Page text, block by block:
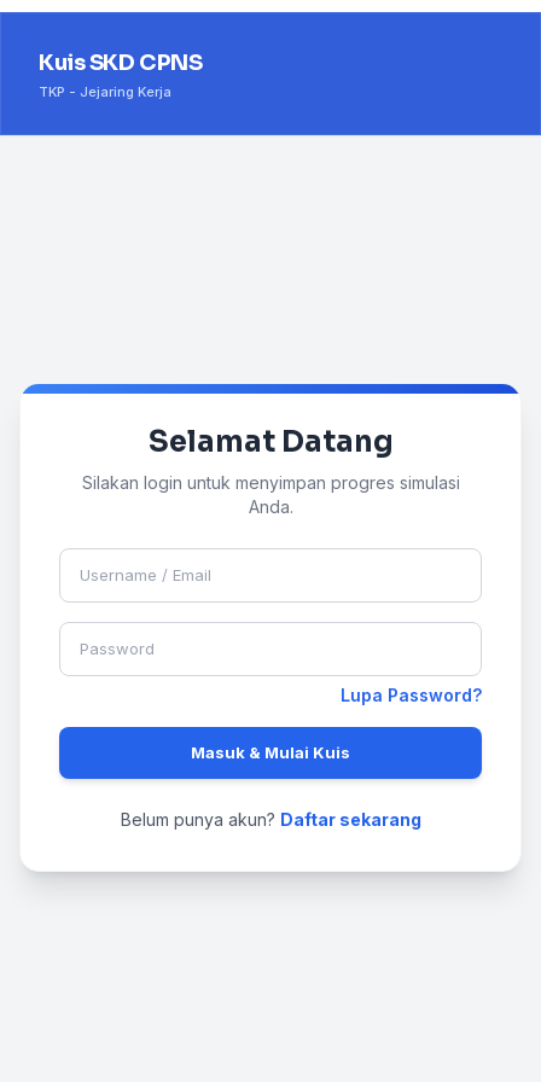
Kuis SKD CPNS
TKP - Jejaring Kerja
Selamat Datang
Silakan login untuk menyimpan progres simulasi
Anda.
Lupa Password?
Masuk & Mulai Kuis
Belum punya akun? Daftar sekarang